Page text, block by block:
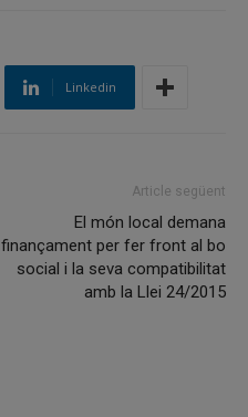
Linkedin
Article següent
El món local demana
finançament per fer front al bo
social i la seva compatibilitat
amb la Llei 24/2015